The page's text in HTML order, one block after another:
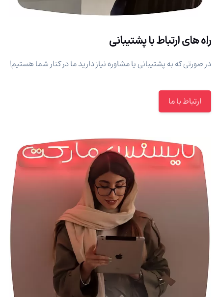
راه های ارتباط با پشتیبانی
در صورتی که به پشتیبانی یا مشاوره نیاز دارید ما در کنار شما هستیم!
ارتباط با ما